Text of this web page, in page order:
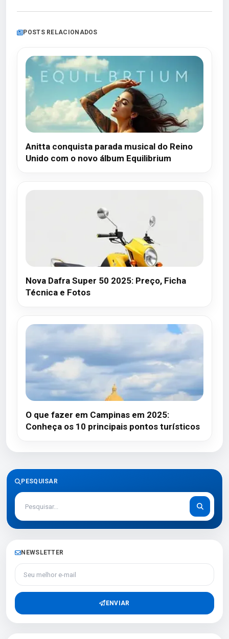
POSTS RELACIONADOS
Anitta conquista parada musical do Reino
Unido com o novo álbum Equilibrium
Nova Dafra Super 50 2025: Preço, Ficha
Técnica e Fotos
O que fazer em Campinas em 2025:
Conheça os 10 principais pontos turísticos
PESQUISAR
NEWSLETTER
Seu melhor e-mail
ENVIAR